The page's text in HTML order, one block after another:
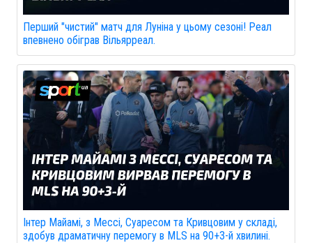
Перший "чистий" матч для Луніна у цьому сезоні! Реал
впевнено обіграв Вільярреал.
Інтер Майамі, з Мессі, Суаресом та Кривцовим у складі,
здобув драматичну перемогу в MLS на 90+3-й хвилині.